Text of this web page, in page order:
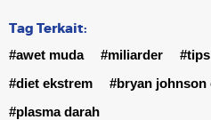
Tag Terkait:
#awet muda #miliarder
#diet ekstrem
#bryan johnson
#plasma darah